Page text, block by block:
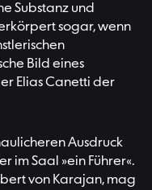
Substanz und
sogar, wenn
Bild eines
Elias Canetti der
Ausdruck
im Saal »ein Führer«.
von Karajan, mag